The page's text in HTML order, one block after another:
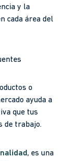
y la
cada área del
o
ayuda a
que tus
de trabajo.
, es una